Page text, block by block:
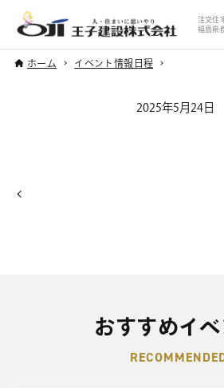
注文住
福島県
ホーム イベント情報日程
2025年5月24日
おすすめイベ